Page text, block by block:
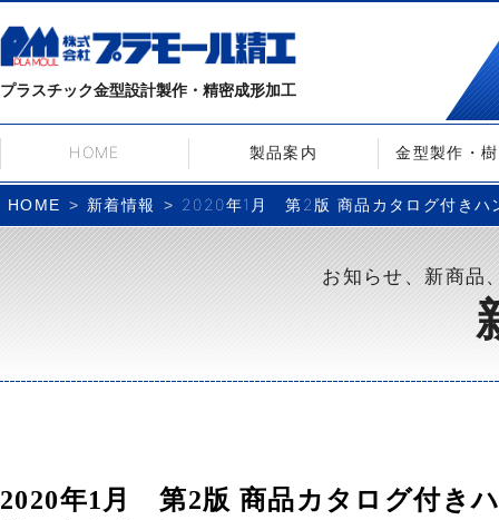
プラスチック金型設計製作・精密成形加工
HOME 製品案内 金型製作・
HOME 新着情報 2020年1月 第2版 商品カタログ付きハ
お知らせ、新商品
2020年1月 第2版 商品カタログ付き